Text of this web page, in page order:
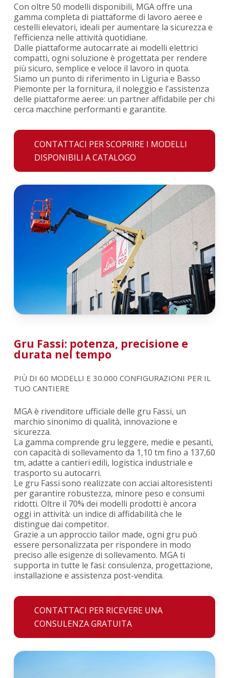
Con oltre 50 modelli disponibili, MGA offre una
gamma completa di piattaforme di lavoro aeree e
cestelli elevatori, ideali per aumentare la sicurezza e
l’efficienza nelle attività quotidiane.
Dalle piattaforme autocarrate ai modelli elettrici
compatti, ogni soluzione è progettata per rendere
più sicuro, semplice e veloce il lavoro in quota.
Siamo un punto di riferimento in Liguria e Basso
Piemonte per la fornitura, il noleggio e l’assistenza
delle piattaforme aeree: un partner affidabile per chi
cerca macchine performanti e garantite.
CONTATTACI PER SCOPRIRE I MODELLI
DISPONIBILI A CATALOGO
Gru Fassi: potenza, precisione e
durata nel tempo
PIÙ DI 60 MODELLI E 30.000 CONFIGURAZIONI PER IL
TUO CANTIERE
MGA è rivenditore ufficiale delle gru Fassi, un
marchio sinonimo di qualità, innovazione e
sicurezza.
La gamma comprende gru leggere, medie e pesanti,
con capacità di sollevamento da 1,10 tm fino a 137,60
tm, adatte a cantieri edili, logistica industriale e
trasporto su autocarri.
Le gru Fassi sono realizzate con acciai altoresistenti
per garantire robustezza, minore peso e consumi
ridotti. Oltre il 70% dei modelli prodotti è ancora
oggi in attività: un indice di affidabilità che le
distingue dai competitor.
Grazie a un approccio tailor made, ogni gru può
essere personalizzata per rispondere in modo
preciso alle esigenze di sollevamento. MGA ti
supporta in tutte le fasi: consulenza, progettazione,
installazione e assistenza post-vendita.
CONTATTACI PER RICEVERE UNA
CONSULENZA GRATUITA